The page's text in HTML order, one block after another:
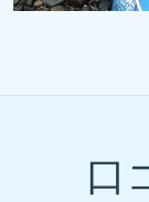
口